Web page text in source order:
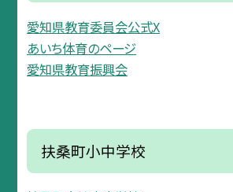
愛知県教育委員会公式X
あいち体育のページ
愛知県教育振興会
扶桑町小中学校